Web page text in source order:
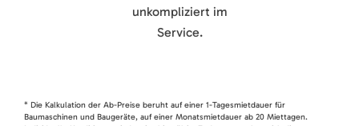
unkompliziert im
Service.
* Die Kalkulation der Ab-Preise beruht auf einer 1-Tagesmietdauer für
Baumaschinen und Baugeräte, auf einer Monatsmietdauer ab 20 Miettagen.